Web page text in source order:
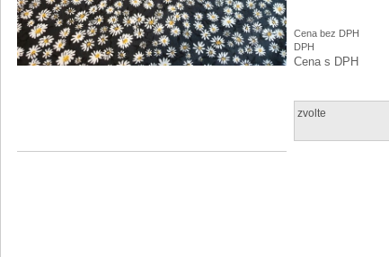
Cena bez DPH
DPH
Cena s DPH
zvolte